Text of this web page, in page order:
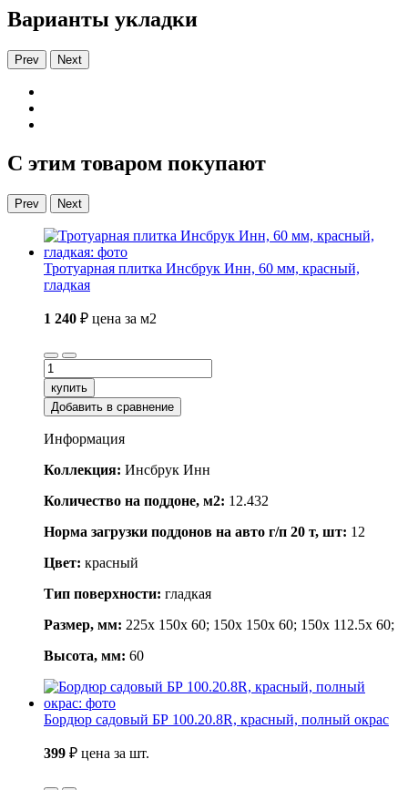
Варианты укладки
Prev Next
С этим товаром покупают
Prev Next
Тротуарная плитка Инсбрук Инн, 60 мм, красный,
гладкая
1 240 ₽ цена за м2
купить
Добавить в сравнение
Информация
Коллекция: Инсбрук Инн
Количество на поддоне, м2: 12.432
Норма загрузки поддонов на авто г/п 20 т, шт: 12
Цвет: красный
Тип поверхности: гладкая
Размер, мм: 225x 150x 60; 150x 150x 60; 150x 112.5x 60;
Высота, мм: 60
Бордюр садовый БР 100.20.8R, красный, полный окрас
399 ₽ цена за шт.